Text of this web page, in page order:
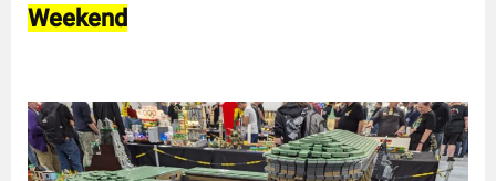
Weekend